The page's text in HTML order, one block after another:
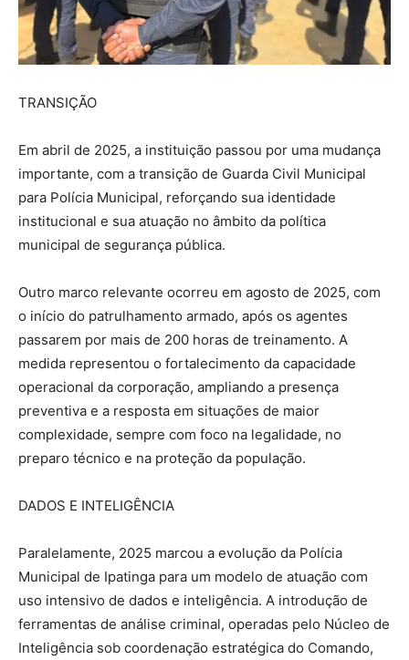
TRANSIÇÃO
Em abril de 2025, a instituição passou por uma mudança
importante, com a transição de Guarda Civil Municipal
para Polícia Municipal, reforçando sua identidade
institucional e sua atuação no âmbito da política
municipal de segurança pública.
Outro marco relevante ocorreu em agosto de 2025, com
o início do patrulhamento armado, após os agentes
passarem por mais de 200 horas de treinamento. A
medida representou o fortalecimento da capacidade
operacional da corporação, ampliando a presença
preventiva e a resposta em situações de maior
complexidade, sempre com foco na legalidade, no
preparo técnico e na proteção da população.
DADOS E INTELIGÊNCIA
Paralelamente, 2025 marcou a evolução da Polícia
Municipal de Ipatinga para um modelo de atuação com
uso intensivo de dados e inteligência. A introdução de
ferramentas de análise criminal, operadas pelo Núcleo de
Inteligência sob coordenação estratégica do Comando,